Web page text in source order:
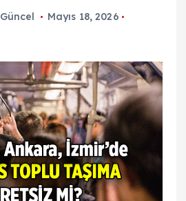
Güncel
Mayıs 18, 2026